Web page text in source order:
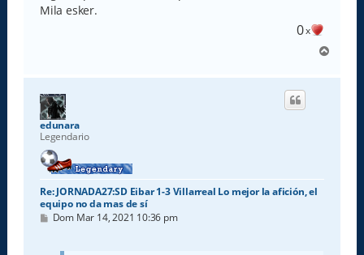
Mila esker.
0x
r
edunara
Legendario
Re: JORNADA27:SD Eibar 1-3 Villarreal Lo mejor la afición, el
equipo no da mas de sí
M
Dom Mar 14, 2021 10:36 pm